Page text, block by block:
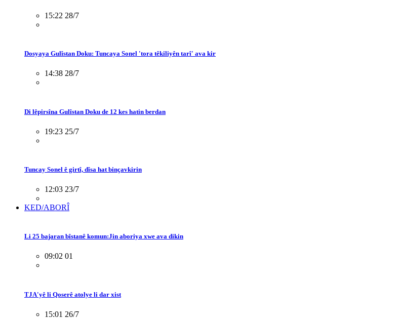
15:22 28/7
Dosyaya Gulîstan Doku: Tuncaya Sonel 'tora têkiliyên tarî' ava kir
14:38 28/7
Di lêpirsîna Gulîstan Doku de 12 kes hatin berdan
19:23 25/7
Tuncay Sonel ê girtî, dîsa hat binçavkirin
12:03 23/7
KED/ABORÎ
Li 25 bajaran bîstanê komun:Jin aboriya xwe ava dikin
09:02 01
TJA'yê li Qoserê atolye li dar xist
15:01 26/7